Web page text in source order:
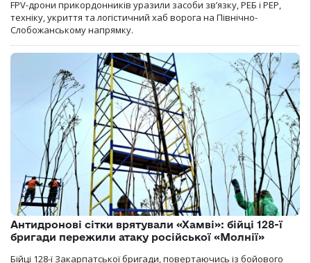
FPV-дрони прикордонників уразили засоби зв’язку, РЕБ і РЕР,
техніку, укриття та логістичний хаб ворога на Північно-
Слобожанському напрямку.
Антидронові сітки врятували «Хамві»: бійці 128-ї
бригади пережили атаку російської «Молнії»
Бійці 128-ї Закарпатської бригади, повертаючись із бойового